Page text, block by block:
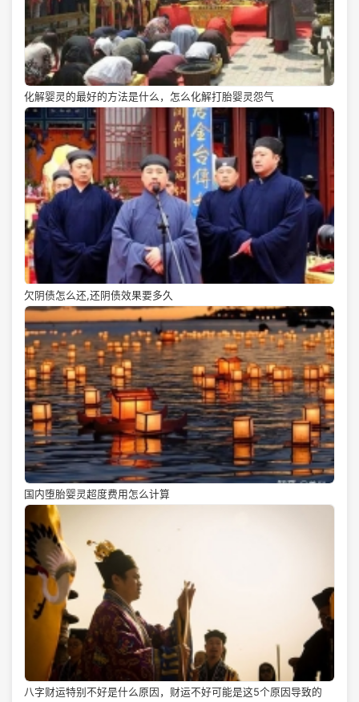
化解婴灵的最好的方法是什么，怎么化解打胎婴灵怨气
欠阴债怎么还,还阴债效果要多久
国内堕胎婴灵超度费用怎么计算
八字财运特别不好是什么原因，财运不好可能是这5个原因导致的